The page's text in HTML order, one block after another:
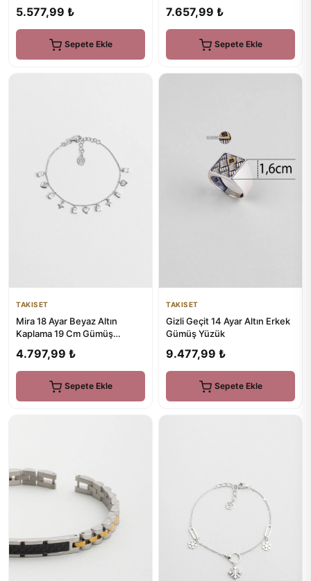
5.577,99 ₺
Sepete Ekle
7.657,99 ₺
Sepete Ekle
TAKISET
Mira 18 Ayar Beyaz Altın
Kaplama 19 Cm Gümüş
4.797,99 ₺
Sepete Ekle
TAKISET
Gizli Geçit 14 Ayar Altın Erkek
Gümüş Yüzük
9.477,99 ₺
Sepete Ekle